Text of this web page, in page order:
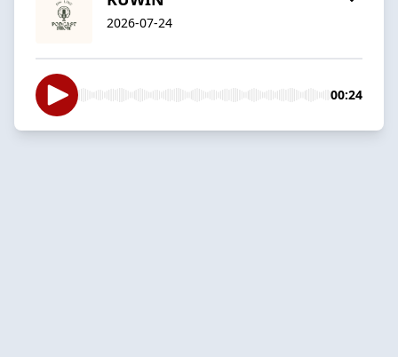
2026-07-24
00:24